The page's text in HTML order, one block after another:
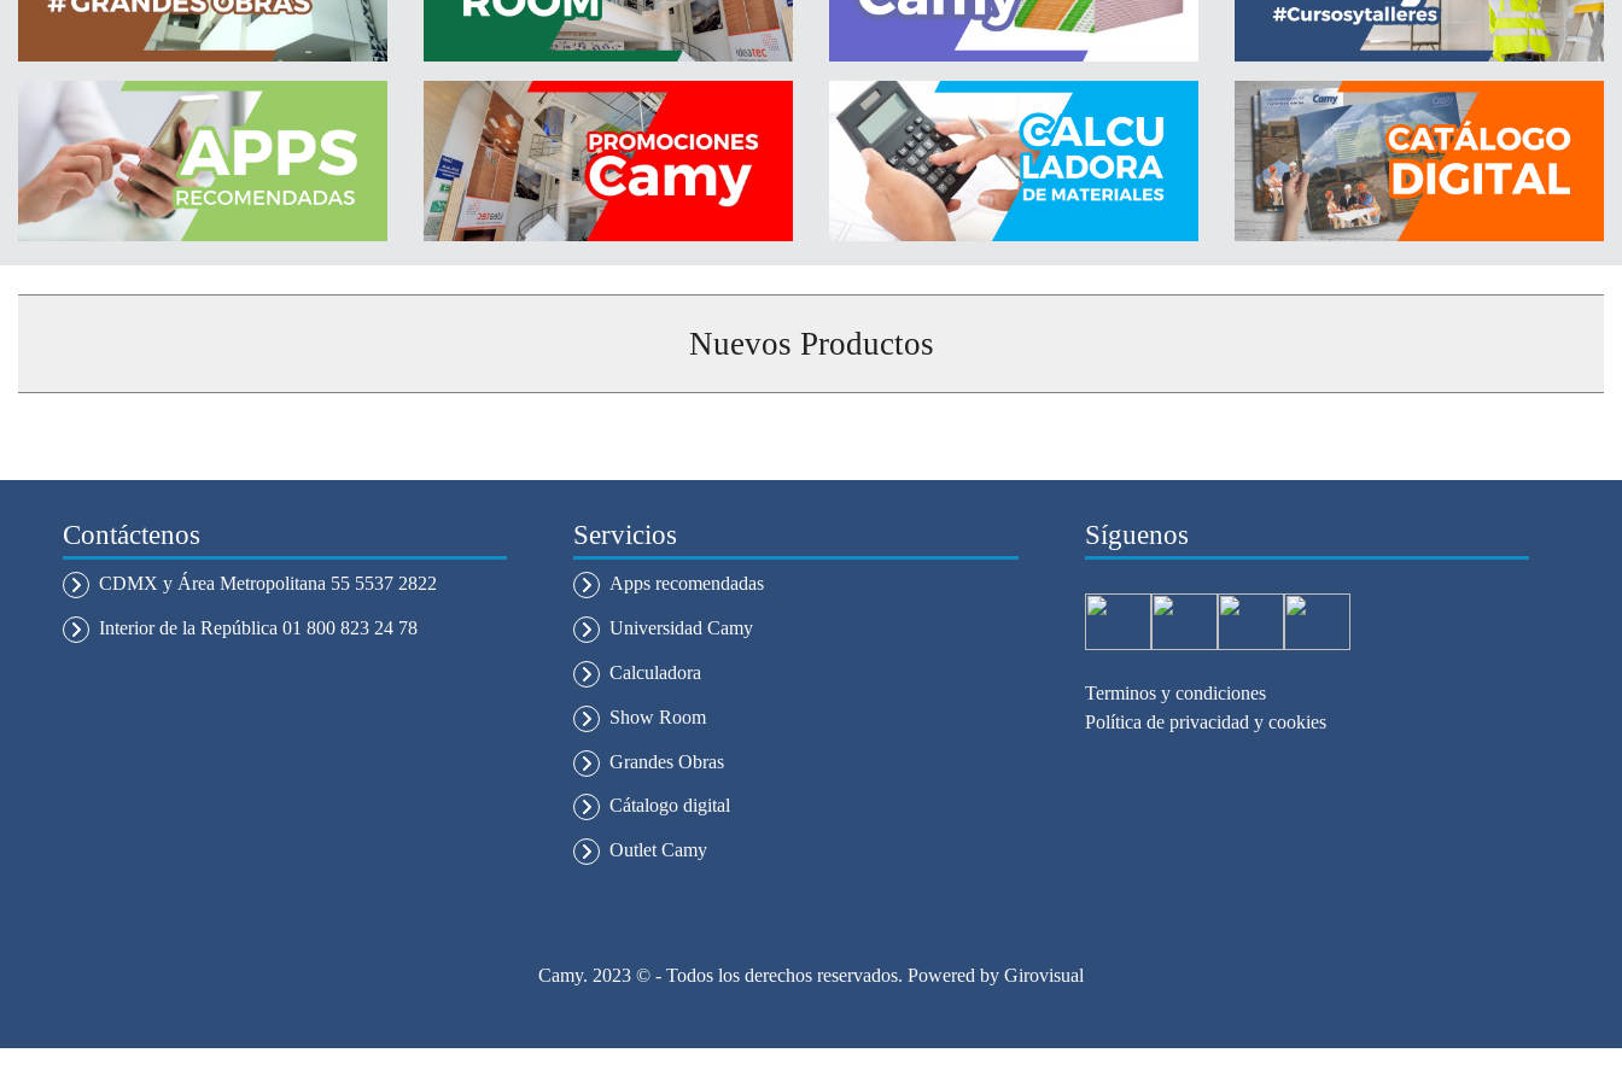
Nuevos Productos
Contáctenos
CDMX y Área Metropolitana 55 5537 2822
Interior de la República 01 800 823 24 78
Servicios
Apps recomendadas
Universidad Camy
Calculadora
Show Room
Grandes Obras
Cátalogo digital
Outlet Camy
Síguenos
Terminos y condiciones
Política de privacidad y cookies
Camy. 2023 © - Todos los derechos reservados. Powered by Girovisual